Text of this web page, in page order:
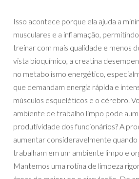
Isso acontece porque ela ajuda a
musculares e a inflamação,
treinar com mais qualidade e menos
vista bioquímico, a creatina
no metabolismo energético,
que demandam energia rápida e
músculos esqueléticos e o cérebro.
ambiente de trabalho limpo pode
produtividade dos funcionários? A
aumentar consideravelmente
trabalham em um ambiente limpo e
Mantemos uma rotina de limpeza